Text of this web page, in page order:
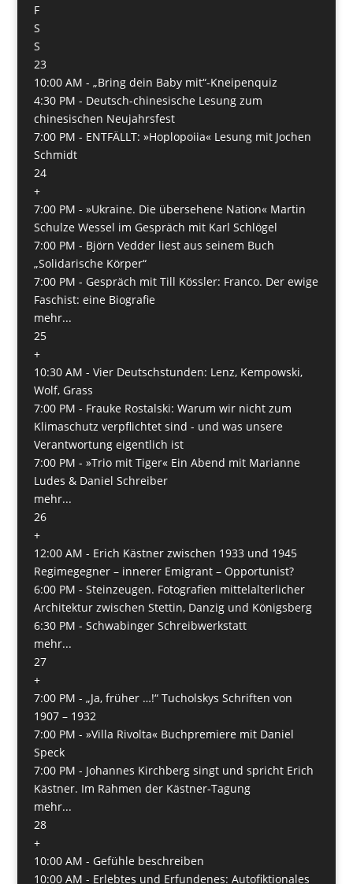
F
S
S
23
10:00 AM - „Bring dein Baby mit“-Kneipenquiz
4:30 PM - Deutsch-chinesische Lesung zum
chinesischen Neujahrsfest
7:00 PM - ENTFÄLLT: »Hoplopoiia« Lesung mit Jochen
Schmidt
24
+
7:00 PM - »Ukraine. Die übersehene Nation« Martin
Schulze Wessel im Gespräch mit Karl Schlögel
7:00 PM - Björn Vedder liest aus seinem Buch
„Solidarische Körper“
7:00 PM - Gespräch mit Till Kössler: Franco. Der ewige
Faschist: eine Biografie
mehr...
25
+
10:30 AM - Vier Deutschstunden: Lenz, Kempowski,
Wolf, Grass
7:00 PM - Frauke Rostalski: Warum wir nicht zum
Klimaschutz verpflichtet sind - und was unsere
Verantwortung eigentlich ist
7:00 PM - »Trio mit Tiger« Ein Abend mit Marianne
Ludes & Daniel Schreiber
mehr...
26
+
12:00 AM - Erich Kästner zwischen 1933 und 1945
Regimegegner – innerer Emigrant – Opportunist?
6:00 PM - Steinzeugen. Fotografien mittelalterlicher
Architektur zwischen Stettin, Danzig und Königsberg
6:30 PM - Schwabinger Schreibwerkstatt
mehr...
27
+
7:00 PM - „Ja, früher …!“ Tucholskys Schriften von
1907 – 1932
7:00 PM - »Villa Rivolta« Buchpremiere mit Daniel
Speck
7:00 PM - Johannes Kirchberg singt und spricht Erich
Kästner. Im Rahmen der Kästner-Tagung
mehr...
28
+
10:00 AM - Gefühle beschreiben
10:00 AM - Erlebtes und Erfundenes: Autofiktionales